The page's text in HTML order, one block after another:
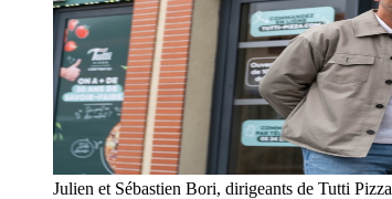
Julien et Sébastien Bori, dirigeants de Tutti Pizza